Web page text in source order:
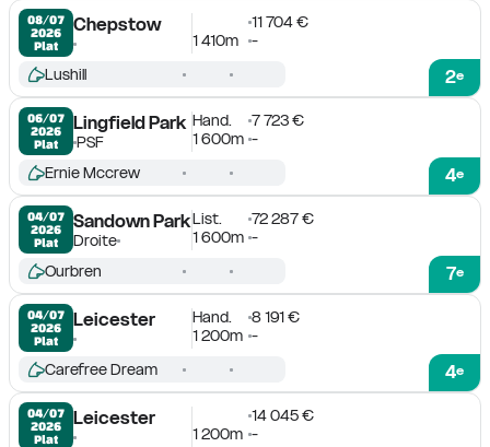
08/07
2026
Plat
Chepstow
11 704 €
1 410m
-
2e
Lushill
06/07
2026
Plat
Lingfield Park
PSF
Hand.
7 723 €
1 600m -
4e
Ernie Mccrew
04/07
2026
Plat
Sandown Park
Droite
List.
72 287 €
1 600m -
7e
Ourbren
04/07
2026
Plat
Leicester Hand.
8 191 €
1 200m -
4e
Carefree Dream
04/07
2026
Plat
Leicester
14 045 €
1 200m -